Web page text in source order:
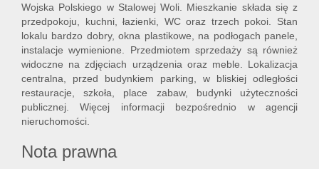
Wojska Polskiego w Stalowej Woli. Mieszkanie składa się z
przedpokoju, kuchni, łazienki, WC oraz trzech pokoi. Stan
lokalu bardzo dobry, okna plastikowe, na podłogach panele,
instalacje wymienione. Przedmiotem sprzedaży są również
widoczne na zdjęciach urządzenia oraz meble. Lokalizacja
centralna, przed budynkiem parking, w bliskiej odległości
restauracje, szkoła, place zabaw, budynki użyteczności
publicznej. Więcej informacji bezpośrednio w agencji
nieruchomości.
Nota prawna